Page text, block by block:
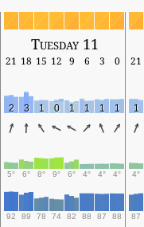
Tuesday 11
21
0
3
6
9
12
15
18
21
1
1
1
1
1
0
1
3
2
4°
4°
4°
4°
6°
9°
8°
6°
5°
87
88
87
88
82
74
78
89
92